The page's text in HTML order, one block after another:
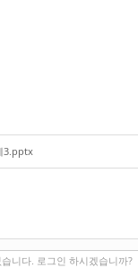
3.pptx
니다. 로그인 하시겠습니까?
치북5
치북5